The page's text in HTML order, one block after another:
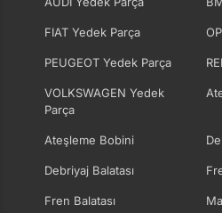
FIAT Yedek Parça
PEUGEOT Yedek Parça
VOLKSWAGEN Yedek
Parça
Ateşleme Bobini
Debriyaj Balatası
Fren Balatası